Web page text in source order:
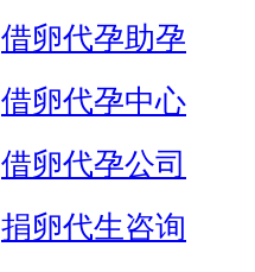
借卵代孕助孕
借卵代孕中心
借卵代孕公司
捐卵代生咨询